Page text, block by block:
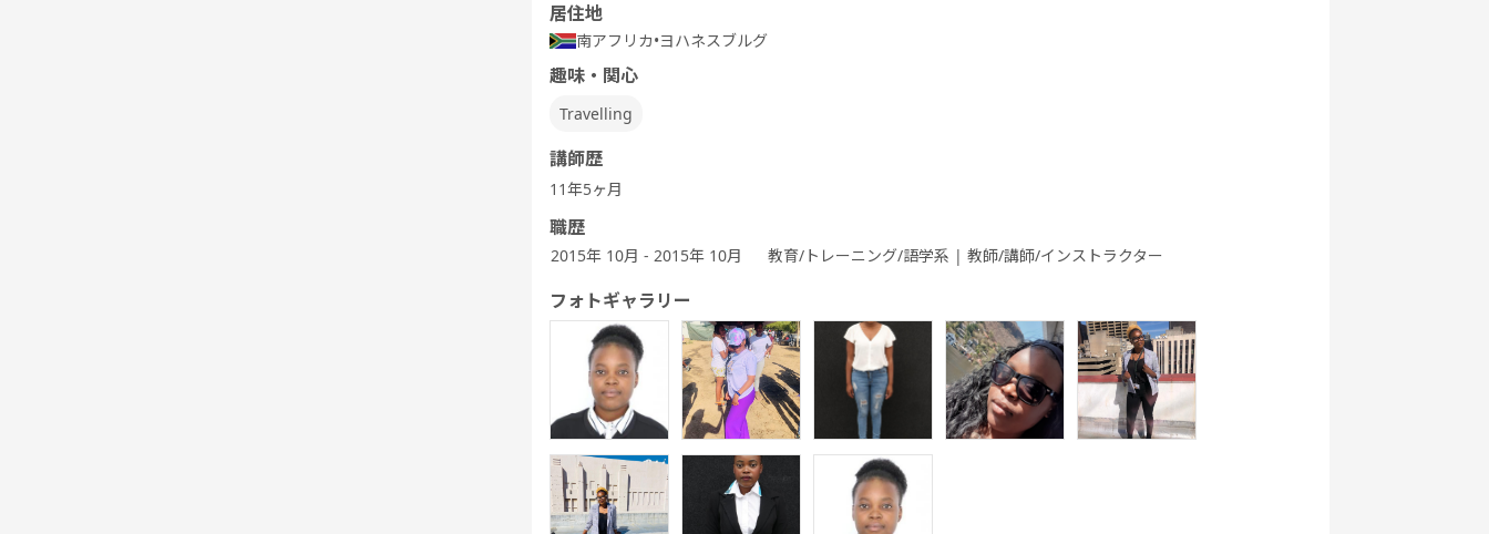
スピーキング
テスト対策
中高生英会話
TEST 600点 TEST 800点
発音トレーニ
ング 発展 - ア
メリカ英語 -
キッズ - 基本
のえいご
キッズ - 絵本
のえいご
キッズ - ゲー
ムでえいご
Let's Go (レ
ッツゴー)
都道府県教材フリートーク職種別英会話
基礎
職種別英会話
実践
ワーホリ英会
話 実践
居住地
南アフリカ•ヨハネスブルグ
趣味・関心
Travelling
講師歴
11年5ヶ月
職歴
2015年 10月 - 2015年 10月 教育/トレーニング/語学系 | 教師/講師/インストラクター
フォトギャラリー